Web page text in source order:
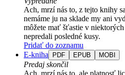
Ach, mrzí nás to, z tejto knihy
nemáme ju na sklade my ani
môžete mať šťastie v
nepredali posledné kusy.
Pridať do zoznamu
E-kniha
PDF EPUB MOBI
Predaj skončil